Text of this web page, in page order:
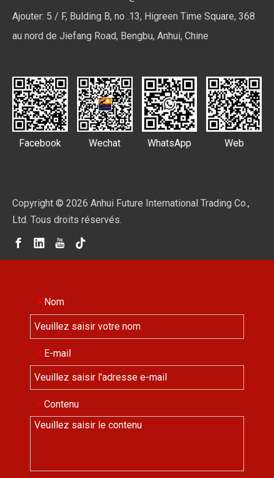
Ajouter: 5 / F, Bulding B, no .13, Higreen Time Square, 368
au nord de Jiefang Road, Bengbu, Anhui, Chine
Facebook Wechat WhatsApp Web
Copyright © 2026 Anhui Future International Trading Co.,
Ltd. Tous droits réservés.
* Nom
* E-mail
* Contenu